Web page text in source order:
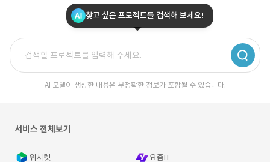
찾고 싶은 프로젝트를 검색해 보세요!
AI 모델이 생성한 내용은 부정확한 정보가 포함될 수 있습니다.
서비스 전체보기
위시켓 요즘IT